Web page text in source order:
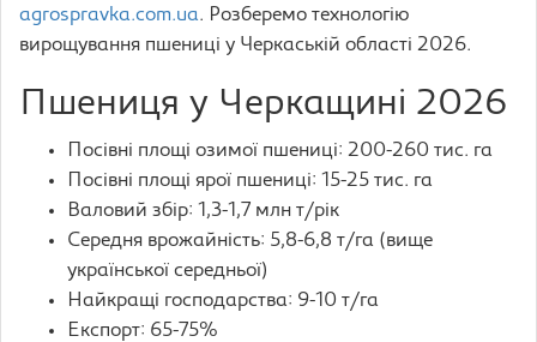
agrospravka.com.ua. Розберемо технологію
вирощування пшениці у Черкаській області 2026.
Пшениця у Черкащині 2026
Посівні площі озимої пшениці: 200-260 тис. га
Посівні площі ярої пшениці: 15-25 тис. га
Валовий збір: 1,3-1,7 млн т/рік
Середня врожайність: 5,8-6,8 т/га (вище
української середньої)
Найкращі господарства: 9-10 т/га
Експорт: 65-75%